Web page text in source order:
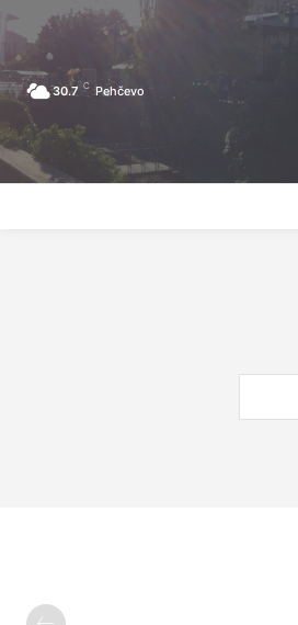
30.7 C Pehčevo